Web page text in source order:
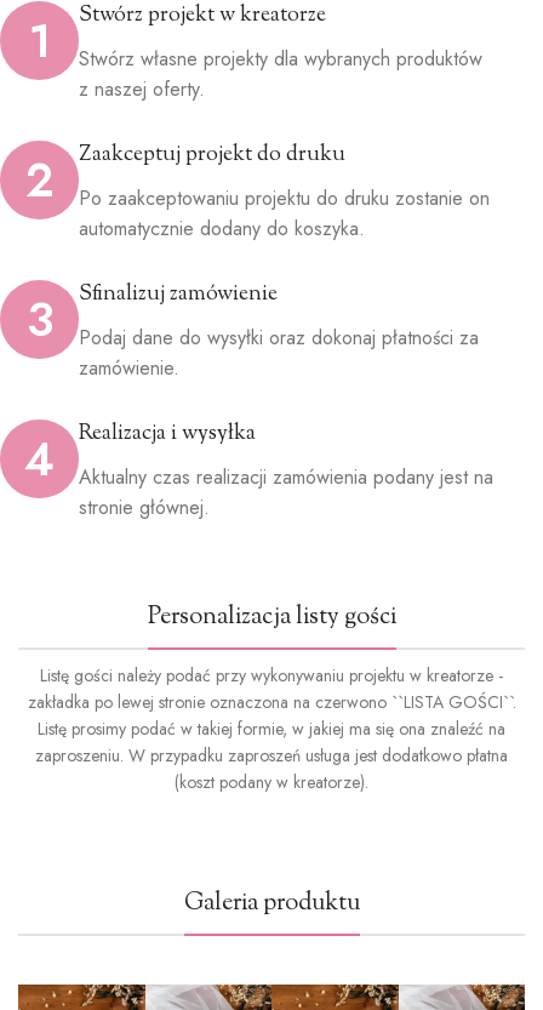
1 Stwórz projekt w kreatorze
Stwórz własne projekty dla wybranych produktów
z naszej oferty.
2 Zaakceptuj projekt do druku
Po zaakceptowaniu projektu do druku zostanie on
automatycznie dodany do koszyka.
3 Sfinalizuj zamówienie
Podaj dane do wysyłki oraz dokonaj płatności za
zamówienie.
4 Realizacja i wysyłka
Aktualny czas realizacji zamówienia podany jest na
stronie głównej.
Personalizacja listy gości
Listę gości należy podać przy wykonywaniu projektu w kreatorze -
zakładka po lewej stronie oznaczona na czerwono ``LISTA GOŚCI``.
Listę prosimy podać w takiej formie, w jakiej ma się ona znaleźć na
zaproszeniu. W przypadku zaproszeń usługa jest dodatkowo płatna
(koszt podany w kreatorze).
Galeria produktu